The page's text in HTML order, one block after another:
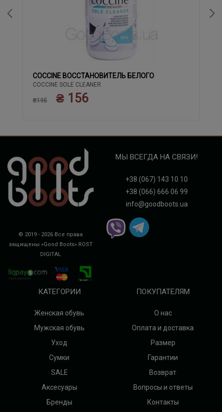
COCCINE ВОССТАНОВИТЕЛЬ БЕЛОГО
COCCINE SOLE CLEANER
₴195 ₴ 156
© 2019 - 2026 Все права
защищены «Good Boots» ROST
DIGITAL
МЫ ВСЕГДА НА СВЯЗИ!
+38 (067) 143 10 10
+38 (066) 666 06 99
info@goodboots.ua
КАТЕГОРИИ
Женская обувь
Мужская обувь
Уход
Сумки
SALE
Аксесуары
Бренды
ПОКУПАТЕЛЯМ
О нас
Оплата и доставка
Размер
Гарантии
Возврат
Вопросы и ответы
Контакты